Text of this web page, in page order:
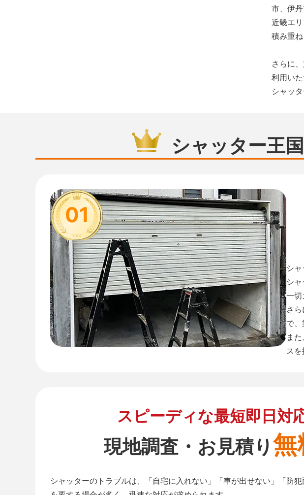
市、伊
近畿エ
積み重
さらに
利用い
シャッ
シャッター王
01
シ
シ
一切
さ
で
ま
スを
スピーディな最短即日対
現地調査・お見積り無
シャッターのトラブルは、「自宅に入れない」「車が出せない」「防